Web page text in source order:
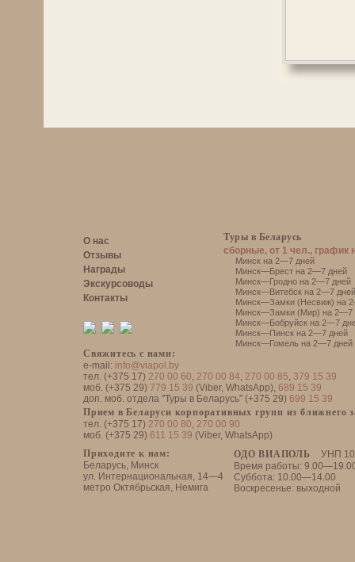
О нас
Отзывы
Награды
Экскурсоводы
Контакты
Свяжитесь с нами:
e-mail: info@viapol.by
тел. (+375 17) 270 00 60, 270 00 84, 270 00 85, 379 15 39
моб. (+375 29) 779 15 39 (Viber, WhatsApp), 689 15 39
доп. моб. отдела "Туры в Беларусь" (+375 29) 699 15 39
Прием в Беларуси корпоративных групп из ближнего
тел. (+375 17) 270 00 80, 270 00 90
моб. (+375 29) 611 15 39 (Viber, WhatsApp)
ОДО ВИАПОЛЬ
УНП
Время работы:
Суббота: 10.00—14.00
Воскресенье: выходной
Приходите к нам:
Беларусь, Минск
ул. Интернациональная, 14—4
метро Октябрьская, Немига
Туры в Беларусь
сборные, от 1 чел., график
Минск на 2—7 дней
Минск—Брест на 2—7 дней
Минск—Гродно на 2—7 дней
Минск—Витебск на 2—7 дней
Минск—Замки (Несвиж) на
Минск—Замки (Мир) на 2—7
Минск—Бобруйск на 2—7
Минск—Пинск на 2—7 дней
Минск—Гомель на 2—7 дней